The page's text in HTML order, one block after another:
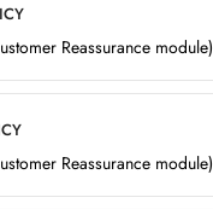
Reassurance module)
Reassurance module)